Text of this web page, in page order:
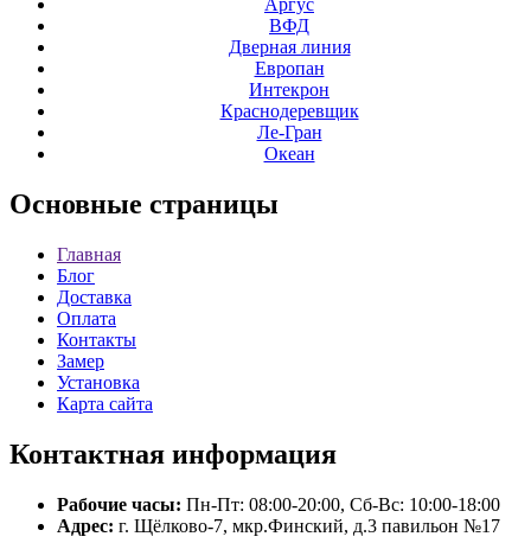
Аргус
ВФД
Дверная линия
Европан
Интекрон
Краснодеревщик
Ле-Гран
Океан
Основные страницы
Главная
Блог
Доставка
Оплата
Контакты
Замер
Установка
Карта сайта
Контактная информация
Рабочие часы: Пн-Пт: 08:00-20:00, Сб-Вс: 10:00-18:00
Адрес: г. Щёлково-7, мкр.Финский, д.3 павильон №17